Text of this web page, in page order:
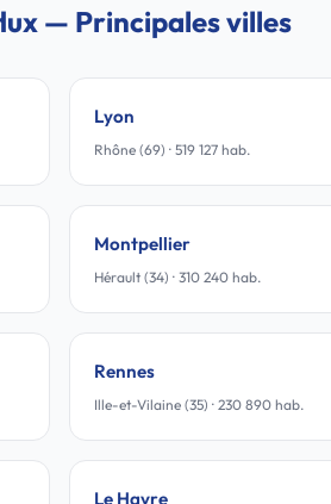
— Principales villes
Lyon
Rhône (69) · 519 127 hab.
Montpellier
Hérault (34) · 310 240 hab.
Rennes
Ille-et-Vilaine (35) · 230 890 hab.
Le Havre